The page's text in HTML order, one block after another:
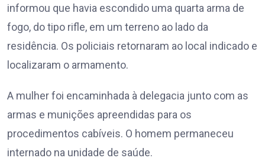
informou que havia escondido uma quarta arma de
fogo, do tipo rifle, em um terreno ao lado da
residência. Os policiais retornaram ao local indicado e
localizaram o armamento.
A mulher foi encaminhada à delegacia junto com as
armas e munições apreendidas para os
procedimentos cabíveis. O homem permaneceu
internado na unidade de saúde.